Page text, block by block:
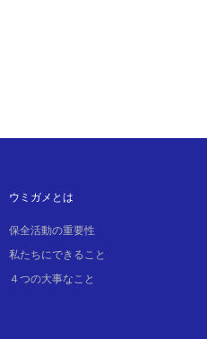
ウミガメとは
保全活動の重要性
私たちにできること
４つの大事なこと